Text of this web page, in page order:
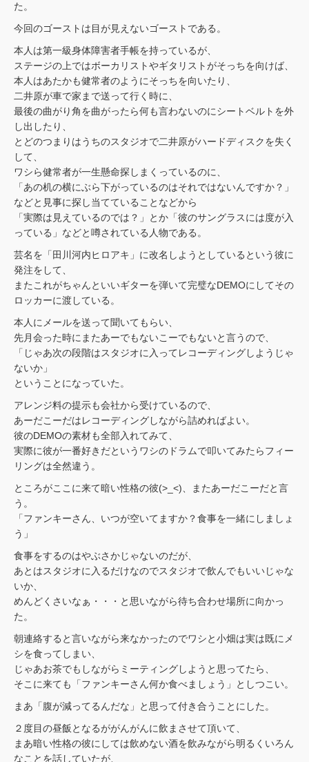
た。
今回のゴーストは目が見えないゴーストである。
本人は第一級身体障害者手帳を持っているが、
ステージの上ではボーカリストやギタリストがそっちを向けば、
本人はあたかも健常者のようにそっちを向いたり、
二井原が車で家まで送って行く時に、
最後の曲がり角を曲がったら何も言わないのにシートベルトを外
し出したり、
とどのつまりはうちのスタジオで二井原がハードディスクを失く
して、
ワシら健常者が一生懸命探しまくっているのに、
「あの机の横にぶら下がっているのはそれではないんですか？」
などと見事に探し当てていることなどから
「実際は見えているのでは？」とか「彼のサングラスには度が入
っている」などと噂されている人物である。
芸名を「田川河内ヒロアキ」に改名しようとしているという彼に
発注をして、
またこれがちゃんといいギターを弾いて完璧なDEMOにしてその
ロッカーに渡している。
本人にメールを送って聞いてもらい、
先月会った時にまたあーでもないこーでもないと言うので、
「じゃあ次の段階はスタジオに入ってレコーディングしようじゃ
ないか」
ということになっていた。
アレンジ料の提示も会社から受けているので、
あーだこーだはレコーディングしながら詰めればよい。
彼のDEMOの素材も全部入れてみて、
実際に彼が一番好きだというワシのドラムで叩いてみたらフィー
リングは全然違う。
ところがここに来て暗い性格の彼(>_<)、またあーだこーだと言
う。
「ファンキーさん、いつが空いてますか？食事を一緒にしましょ
う」
食事をするのはやぶさかじゃないのだが、
あとはスタジオに入るだけなのでスタジオで飲んでもいいじゃな
いか、
めんどくさいなぁ・・・と思いながら待ち合わせ場所に向かっ
た。
朝連絡すると言いながら来なかったのでワシと小畑は実は既にメ
シを食ってしまい、
じゃあお茶でもしながらミーティングしようと思ってたら、
そこに来ても「ファンキーさん何か食べましょう」としつこい。
まあ「腹が減ってるんだな」と思って付き合うことにした。
２度目の昼飯となるががんがんに飲まさせて頂いて、
まあ暗い性格の彼にしては飲めない酒を飲みながら明るくいろん
なことを話していたが、